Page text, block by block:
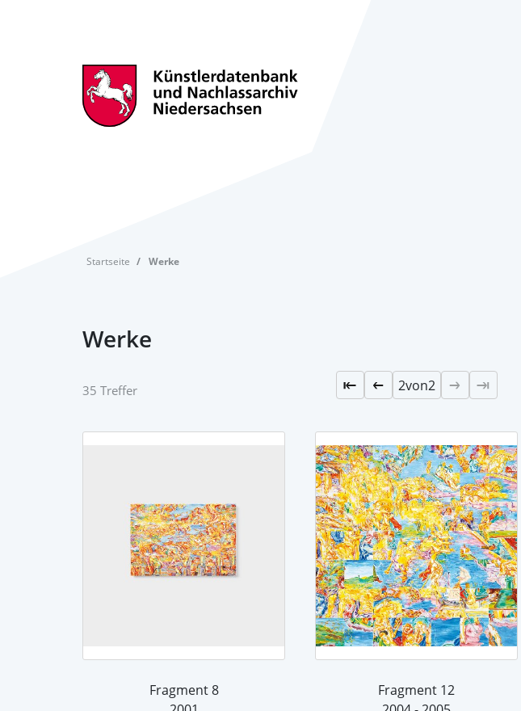
Startseite Werke
Werke
35 Treffer 2von2
Fragment 8
Fragment 12